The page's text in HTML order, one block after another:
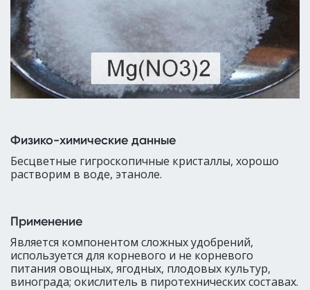
Физико-химические данные
Бесцветные гигроскопичные кристаллы, хорошо
растворим в воде, этаноле.
Применение
Является компонентом сложных удобрений,
используется для корневого и не корневого
питания овощных, ягодных, плодовых культур,
винограда; окислитель в пиротехнических составах.